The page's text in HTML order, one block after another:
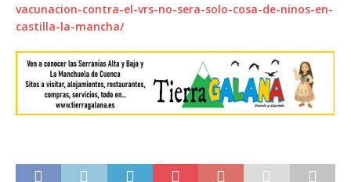
vacunacion-contra-el-vrs-no-sera-solo-cosa-de-ninos-en-
castilla-la-mancha/